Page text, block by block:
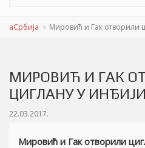
аСрбија Мировић и Гак отворили
МИРОВИЋ И ГАК
ЦИГЛАНУ У ИНЂИЈИ
22.03.2017.
Мировић и Гак отворили